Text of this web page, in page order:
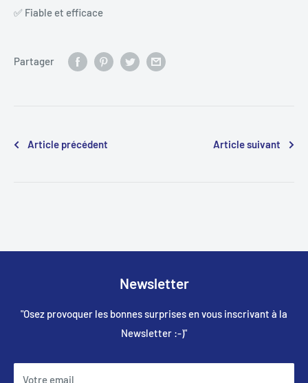
✅ Fiable et efficace
Partager
Article précédent Article suivant
Newsletter
"Osez provoquer les bonnes surprises en vous inscrivant à la
Newsletter :-)"
Votre email